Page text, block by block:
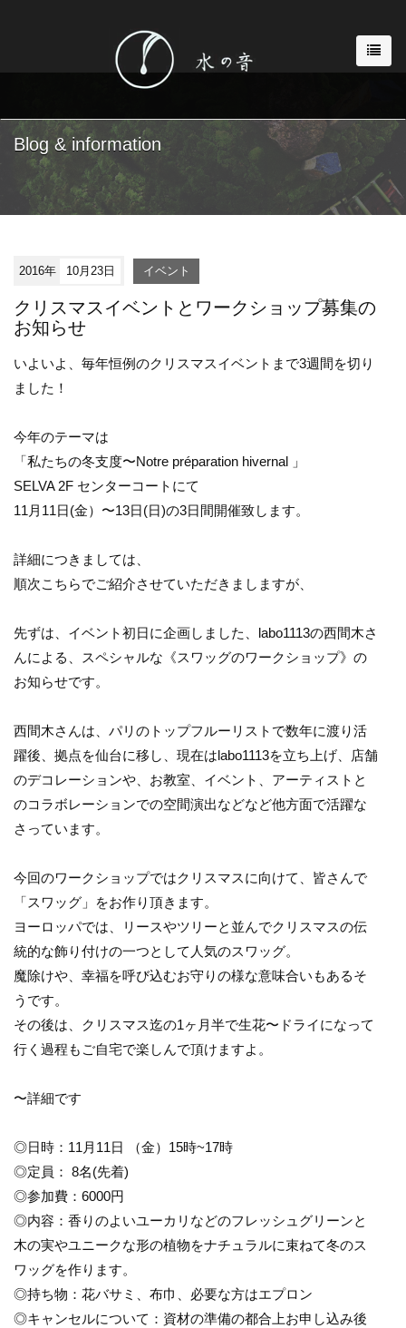
Blog & information
2016年 10月23日 イベント
クリスマスイベントとワークショップ募集の
お知らせ
いよいよ、毎年恒例のクリスマスイベントまで3週間を切り
ました！
今年のテーマは
「私たちの冬支度〜Notre préparation hivernal 」
SELVA 2F センターコートにて
11月11日(金）〜13日(日)の3日間開催致します。
詳細につきましては、
順次こちらでご紹介させていただきましますが、
先ずは、イベント初日に企画しました、labo1113の西間木さ
んによる、スペシャルな《スワッグのワークショップ》の
お知らせです。
西間木さんは、パリのトップフルーリストで数年に渡り活
躍後、拠点を仙台に移し、現在はlabo1113を立ち上げ、店舗
のデコレーションや、お教室、イベント、アーティストと
のコラボレーションでの空間演出などなど他方面で活躍な
さっています。
今回のワークショップではクリスマスに向けて、皆さんで
「スワッグ」をお作り頂きます。
ヨーロッパでは、リースやツリーと並んでクリスマスの伝
統的な飾り付けの一つとして人気のスワッグ。
魔除けや、幸福を呼び込むお守りの様な意味合いもあるそ
うです。
その後は、クリスマス迄の1ヶ月半で生花〜ドライになって
行く過程もご自宅で楽しんで頂けますよ。
〜詳細です
◎日時：11月11日 （金）15時~17時
◎定員： 8名(先着)
◎参加費：6000円
◎内容：香りのよいユーカリなどのフレッシュグリーンと
木の実やユニークな形の植物をナチュラルに束ねて冬のス
ワッグを作ります。
◎持ち物：花バサミ、布巾、必要な方はエプロン
◎キャンセルについて：資材の準備の都合上お申し込み後